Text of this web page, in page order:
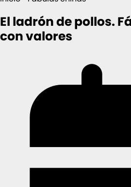
El ladrón de pollos.
con valores